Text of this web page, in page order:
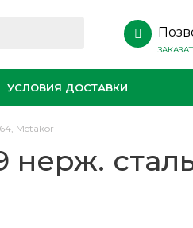
УСЛОВИЯ ДОСТАВКИ
Metakor
нерж.